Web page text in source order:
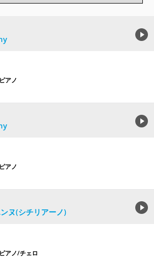
アノ
アノ
ヌ(シチリアーノ)
アノ/チェロ